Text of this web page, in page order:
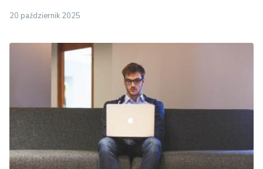
20 październik 2025